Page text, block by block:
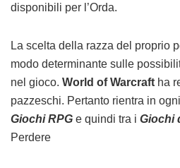
disponibili per l’Orda.
La scelta della razza del proprio
modo determinante sulle
nel gioco. World of Warcraft ha
pazzeschi. Pertanto rientra in ogni
Giochi RPG e quindi tra i Giochi
Perdere